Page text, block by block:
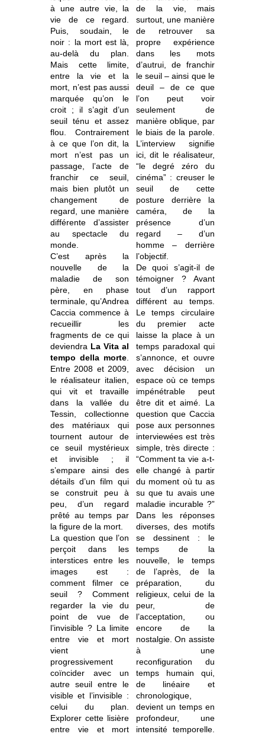
à une autre vie, la
vie de ce regard.
Puis, soudain, le
noir : la mort est là,
au-delà du plan.
Mais cette limite,
entre la vie et la
mort, n’est pas aussi
marquée qu’on le
croit ; il s’agit d’un
seuil ténu et assez
flou. Contrairement
à ce que l’on dit, la
mort n’est pas un
passage, l’acte de
franchir ce seuil,
mais bien plutôt un
changement de
regard, une manière
différente d’assister
au spectacle du
monde.
C’est après la
nouvelle de la
maladie de son
père, en phase
terminale, qu’Andrea
Caccia commence à
recueillir les
fragments de ce qui
deviendra La Vita al
tempo della morte.
Entre 2008 et 2009,
le réalisateur italien,
qui vit et travaille
dans la vallée du
Tessin, collectionne
des matériaux qui
tournent autour de
ce seuil mystérieux
et invisible ; il
s’empare ainsi des
détails d’un film qui
se construit peu à
peu, d’un regard
prêté au temps par
la figure de la mort.
La question que l’on
perçoit dans les
interstices entre les
images est :
comment filmer ce
seuil ? Comment
regarder la vie du
point de vue de
l’invisible ? La limite
entre vie et mort
vient
progressivement
coïncider avec un
autre seuil entre le
visible et l’invisible :
celui du plan.
Explorer cette lisière
entre vie et mort
de la vie, mais
surtout, une manière
de retrouver sa
propre expérience
dans les mots
d’autrui, de franchir
le seuil – ainsi que le
deuil – de ce que
l’on peut voir
seulement de
manière oblique, par
le biais de la parole.
L’interview signifie
ici, dit le réalisateur,
“le degré zéro du
cinéma” : creuser le
seuil de cette
posture derrière la
caméra, de la
présence d’un
regard – d’un
homme – derrière
l’objectif.
De quoi s’agit-il de
témoigner ? Avant
tout d’un rapport
différent au temps.
Le temps circulaire
du premier acte
laisse la place à un
temps paradoxal qui
s’annonce, et ouvre
avec décision un
espace où ce temps
impénétrable peut
être dit et aimé. La
question que Caccia
pose aux personnes
interviewées est très
simple, très directe :
“Comment ta vie a-t-
elle changé à partir
du moment où tu as
su que tu avais une
maladie incurable ?”
Dans les réponses
diverses, des motifs
se dessinent : le
temps de la
nouvelle, le temps
de l’après, de la
préparation, du
religieux, celui de la
peur, de
l’acceptation, ou
encore de la
nostalgie. On assiste
à une
reconfiguration du
temps humain qui,
de linéaire et
chronologique,
devient un temps en
profondeur, une
intensité temporelle.